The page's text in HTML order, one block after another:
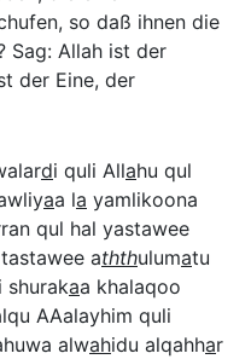
so daß ihnen die
Sag: Allah ist der
der Eine, der
di quli Allahu qul
aa la yamlikoona
qul hal yastawee
aththulumatu
shurakaa khalaqoo
AAalayhim quli
alwahidu alqahhar